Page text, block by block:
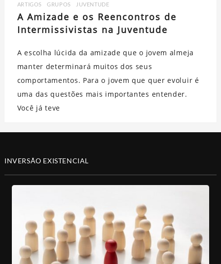
ARTIGOS ,GRUPOS JUVENTUDE
A Amizade e os Reencontros de
Intermissivistas na Juventude
A escolha lúcida da amizade que o jovem almeja
manter determinará muitos dos seus
comportamentos. Para o jovem que quer evoluir é
uma das questões mais importantes entender.
Você já teve
INVERSÃO EXISTENCIAL